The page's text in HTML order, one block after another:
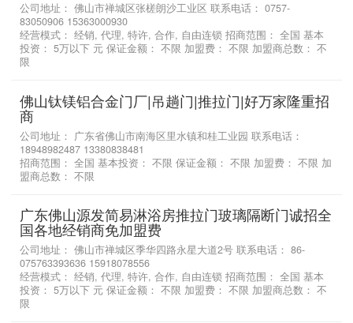
公司地址： 佛山市禅城区张槎朗沙工业区 联系电话： 0757-
83050906 15363000930
经营模式： 经销, 代理, 特许, 合作, 自由连锁 招商范围： 全国 基本
投资： 5万以下 元 保证金额： 不限 加盟费： 不限 加盟商总数： 不
限
佛山钛镁铝合金门厂|吊趟门|推拉门|好万家隆重招
商
公司地址： 广东省佛山市南海区里水镇和桂工业园 联系电话：
18948982487 13380838481
招商范围： 全国 基本投资： 不限 保证金额： 不限 加盟费： 不限 加
盟商总数： 不限
广东佛山源发简易淋浴房推拉门玻璃隔断门诚招全
国各地经销商免加盟费
公司地址： 佛山市禅城区季华四路永星大道2号 联系电话： 86-
075763393636 15918078556
经营模式： 经销, 代理, 特许, 合作, 自由连锁 招商范围： 全国 基本
投资： 5万以下 元 保证金额： 不限 加盟费： 不限 加盟商总数： 不
限